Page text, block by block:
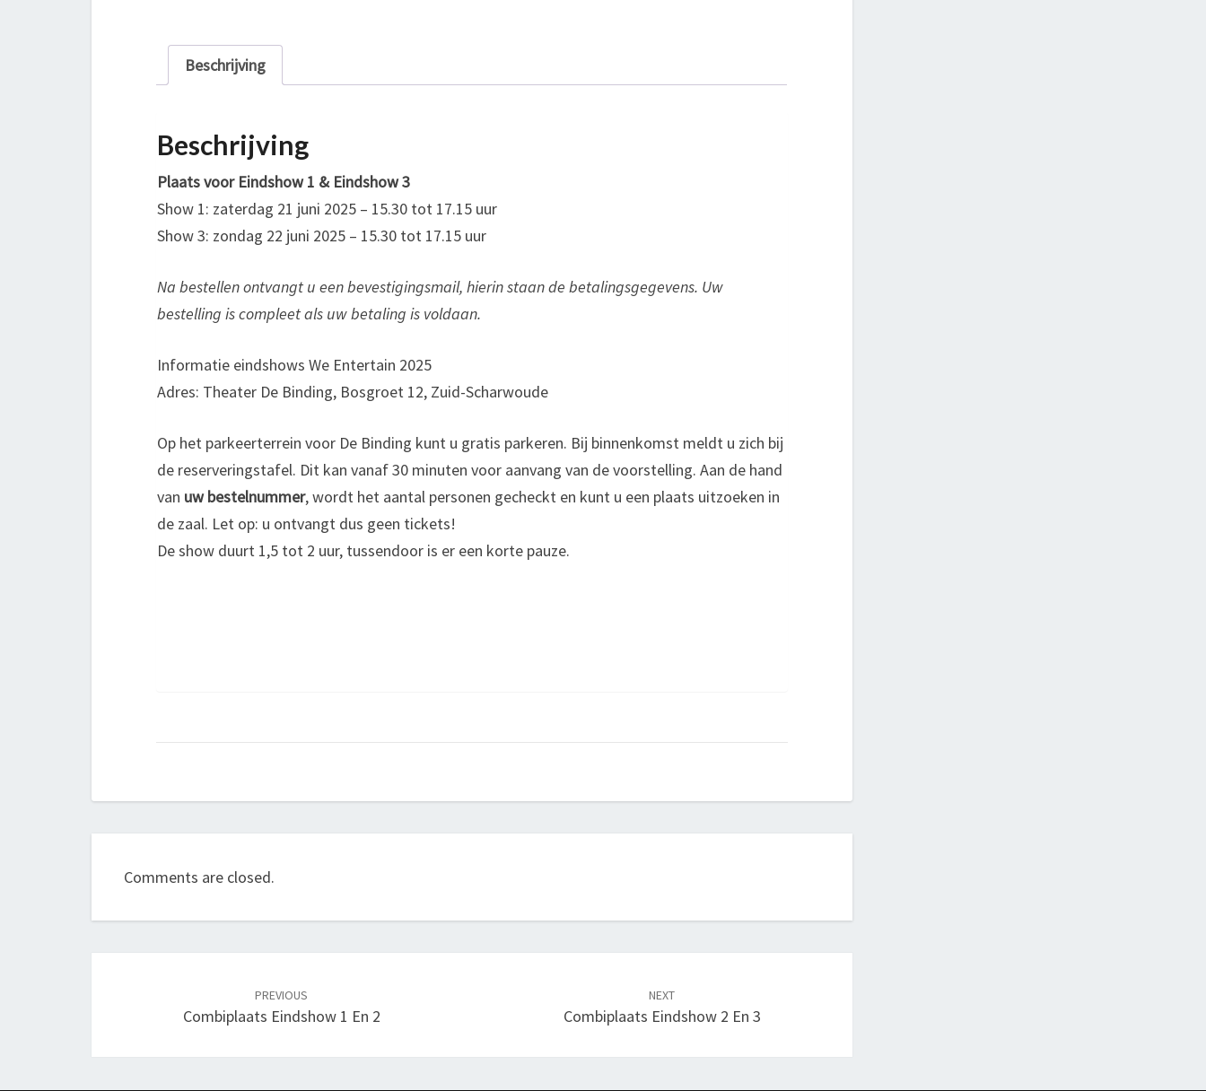
Beschrijving
Beschrijving
Plaats voor Eindshow 1 & Eindshow 3
Show 1: zaterdag 21 juni 2025 – 15.30 tot 17.15 uur
Show 3: zondag 22 juni 2025 – 15.30 tot 17.15 uur
Na bestellen ontvangt u een bevestigingsmail, hierin staan de betalingsgegevens. Uw
bestelling is compleet als uw betaling is voldaan.
Informatie eindshows We Entertain 2025
Adres: Theater De Binding, Bosgroet 12, Zuid-Scharwoude
Op het parkeerterrein voor De Binding kunt u gratis parkeren. Bij binnenkomst meldt u zich bij
de reserveringstafel. Dit kan vanaf 30 minuten voor aanvang van de voorstelling. Aan de hand
van uw bestelnummer, wordt het aantal personen gecheckt en kunt u een plaats uitzoeken in
de zaal. Let op: u ontvangt dus geen tickets!
De show duurt 1,5 tot 2 uur, tussendoor is er een korte pauze.
Comments are closed.
PREVIOUS
Combiplaats Eindshow 1 En 2
NEXT
Combiplaats Eindshow 2 En 3